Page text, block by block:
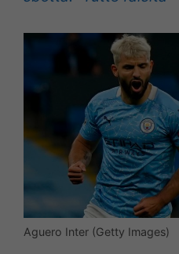
Aguero Inter (Getty Images)